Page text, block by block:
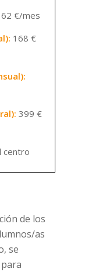
62 €/mes
168 €
399 €
centro
de los
as
se